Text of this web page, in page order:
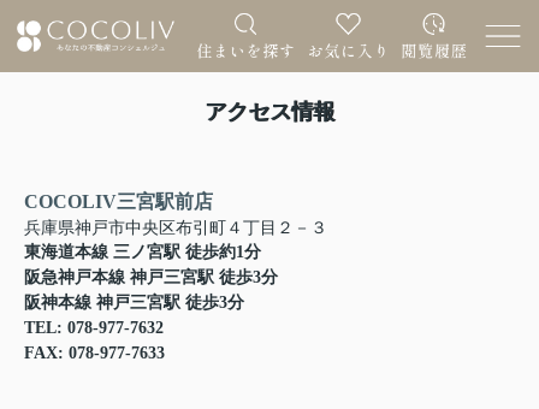
アクセス情報
COCOLIV三宮駅前店
兵庫県神戸市中央区布引町４丁目２－３
東海道本線 三ノ宮駅 徒歩約1分
阪急神戸本線 神戸三宮駅 徒歩3分
阪神本線 神戸三宮駅 徒歩3分
TEL: 078-977-7632
FAX: 078-977-7633